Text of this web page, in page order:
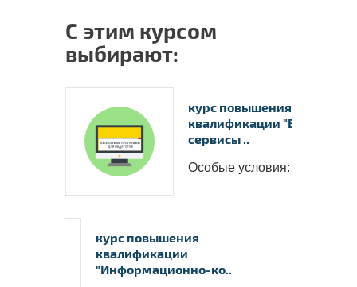
С этим курсом
выбирают:
курс повышения
квалификации "Базовые
сервисы ..
Особые условия: ..
курс повышения
квалификации
"Информационно-ко..